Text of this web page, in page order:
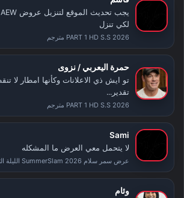
لكي تنزل
PART 1 HD S.S 2026 مترجم
حمرة اليعربي / نزوى
تو ايش ذي الاعلانات وكأنها امطار لا
تقدير...
PART 1 HD S.S 2026 مترجم
Sami
لا يتحمل معي العرض ما المشكله
عرض سمر سلام SummerSlam 2026 الليلة الثانية كامل مترجم
وئام